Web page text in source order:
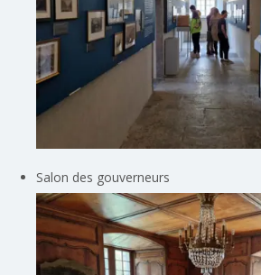
Salon des gouverneurs